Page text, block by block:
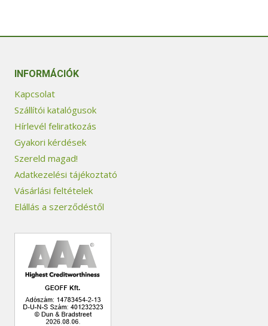
INFORMÁCIÓK
Kapcsolat
Szállítói katalógusok
Hírlevél feliratkozás
Gyakori kérdések
Szereld magad!
Adatkezelési tájékoztató
Vásárlási feltételek
Elállás a szerződéstől